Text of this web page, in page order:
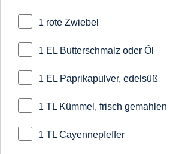
1 rote Zwiebel
1 EL Butterschmalz oder Öl
1 EL Paprikapulver, edelsüß
1 TL Kümmel, frisch gemahlen
1 TL Cayennepfeffer